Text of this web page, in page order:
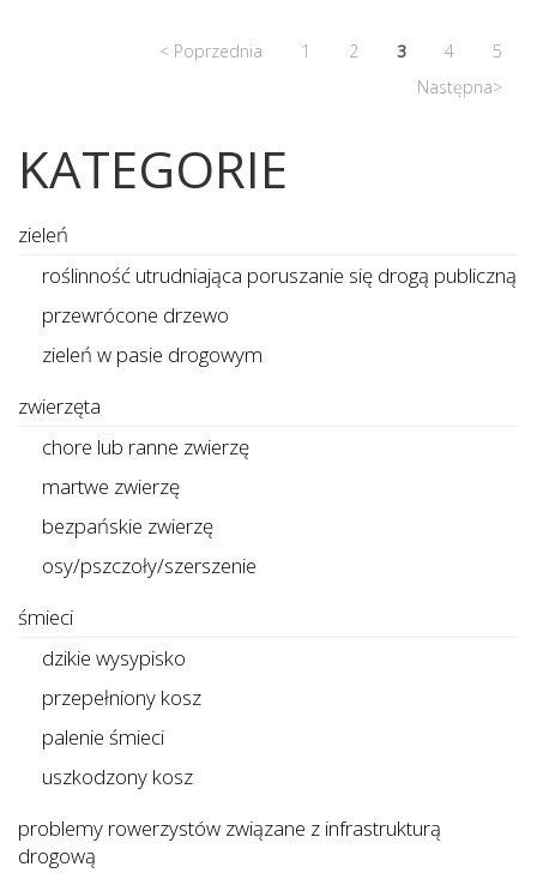
< Poprzednia 1 2 3 4
5
Następna>
KATEGORIE
zieleń
roślinność utrudniająca poruszanie się drogą publiczną
przewrócone drzewo
zieleń w pasie drogowym
zwierzęta
chore lub ranne zwierzę
martwe zwierzę
bezpańskie zwierzę
osy/pszczoły/szerszenie
śmieci
dzikie wysypisko
przepełniony kosz
palenie śmieci
uszkodzony kosz
problemy rowerzystów związane z infrastrukturą
drogową